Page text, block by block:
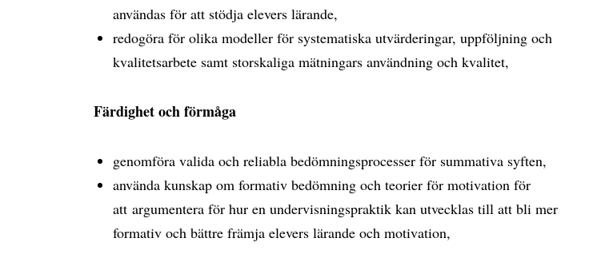
användas för att stödja elevers lärande,
redogöra för olika modeller för systematiska utvärderingar, uppföljning och
kvalitetsarbete samt storskaliga mätningars användning och kvalitet,
Färdighet och förmåga
genomföra valida och reliabla bedömningsprocesser för summativa syften,
använda kunskap om formativ bedömning och teorier för motivation för
att argumentera för hur en undervisningspraktik kan utvecklas till att bli mer
formativ och bättre främja elevers lärande och motivation,